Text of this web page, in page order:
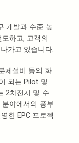
개발과 수준 높
하고, 고객의
가고 있습니다.
체설비 등의 화
되는 Pilot 및
2차전지 및 수
야에서의 풍부
한 EPC 프로젝